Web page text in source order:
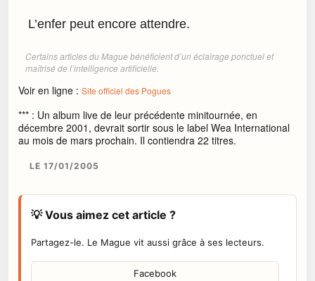
L’enfer peut encore attendre.
Certains articles du Mague bénéficient d’un éclairage ponctuel et
maîtrisé de l’intelligence artificielle.
Voir en ligne : Site officiel des Pogues
*** : Un album live de leur précédente minitournée, en
décembre 2001, devrait sortir sous le label Wea International
au mois de mars prochain. Il contiendra 22 titres.
LE 17/01/2005
💡 Vous aimez cet article ?
Partagez-le. Le Mague vit aussi grâce à ses lecteurs.
Facebook